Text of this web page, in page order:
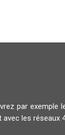
par
les réseaux